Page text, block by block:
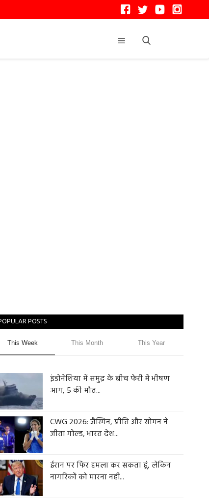
POSTS
This Week This Month This Year
इंडोनेशिया में समुद्र के बीच फेरी में भीषण
आग, 5 की मौत...
CWG 2026: जैस्मिन, प्रीति और सोमन ने
जीता गोल्ड, भारत देश...
ईरान पर फिर हमला कर सकता हूं, लेकिन
नागरिकों को मारना नहीं...